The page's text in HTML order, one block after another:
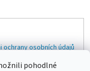
pohodlné
ochrany osobních údajů